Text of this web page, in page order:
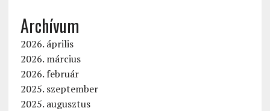
Archívum
2026. április
2026. március
2026. február
2025. szeptember
2025. augusztus